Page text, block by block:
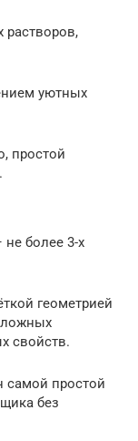
растворов,
уютных
простой
более 3-х
геометрией
свойств.
простой
без